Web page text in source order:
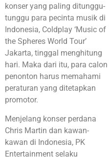
konser yang paling ditunggu-
tunggu para pecinta musik di
Indonesia, Coldplay ‘Music of
the Spheres World Tour’
Jakarta, tinggal menghitung
hari. Maka dari itu, para calon
penonton harus memahami
peraturan yang ditetapkan
promotor.
Menjelang konser perdana
Chris Martin dan kawan-
kawan di Indonesia, PK
Entertainment selaku